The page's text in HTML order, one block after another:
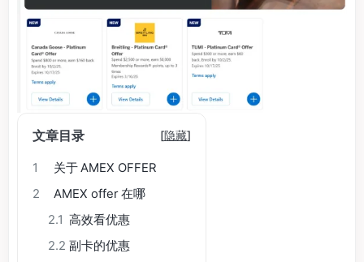
文章目录 [隐藏]
1
关于 AMEX OFFER
2
AMEX offer 在哪
2.1 高效看优惠
2.2 副卡的优惠